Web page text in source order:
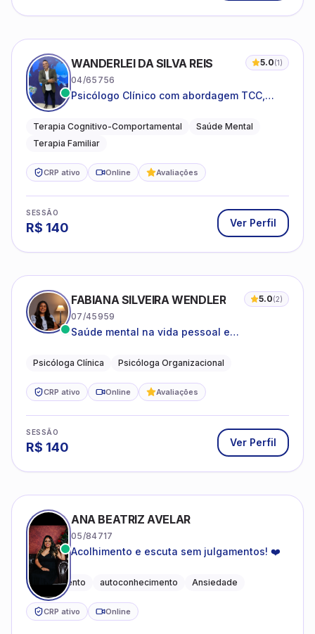
WANDERLEI DA SILVA REIS 5.0(1)
04/65756
Psicólogo Clínico com abordagem TCC,
sistêmica
Terapia Cognitivo-Comportamental
Saúde Mental
Terapia Familiar
CRP ativo Online Avaliações
SESSÃO
R$ 140 Ver Perfil
FABIANA SILVEIRA WENDLER 5.0(2)
07/45959
Saúde mental na vida pessoal e
Psicóloga Clínica Psicóloga Organizacional
CRP ativo Online Avaliações
SESSÃO
R$ 140 Ver Perfil
ANA BEATRIZ AVELAR
05/84717
Acolhimento e escuta sem julgamentos! ❤️
Acolhimento autoconhecimento Ansiedade
CRP ativo Online